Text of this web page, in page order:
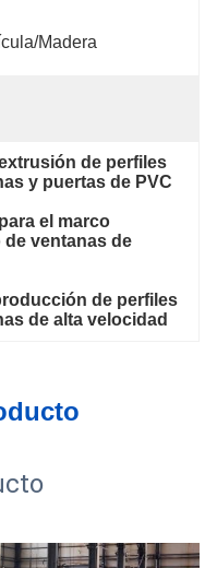
madera
de perfiles
y puertas de PVC
el marco
de ventanas de
de perfiles
de alta velocidad